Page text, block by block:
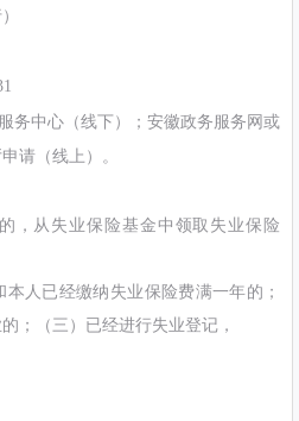
务中心（线下）；安徽政务服务网或
请（线上）。
从失业保险基金中领取失业保险
已经缴纳失业保险费满一年的；
；（三）已经进行失业登记，